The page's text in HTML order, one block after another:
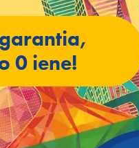
0 iene!